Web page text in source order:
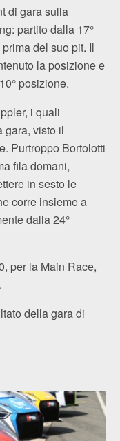
di gara sulla
partito dalla 17°
del suo pit. Il
la posizione e
posizione.
i quali
gara, visto il
Purtroppo Bortolotti
fila domani,
in sesto le
corre insieme a
dalla 24°
per la Main Race,
della gara di